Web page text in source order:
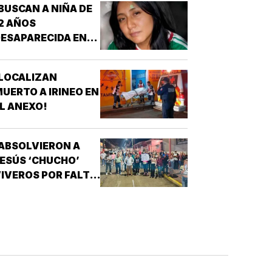
A NIÑA DE
AÑOS
EN
A IRINEO EN
ANEXO!
A
‘CHUCHO’
POR FALTA